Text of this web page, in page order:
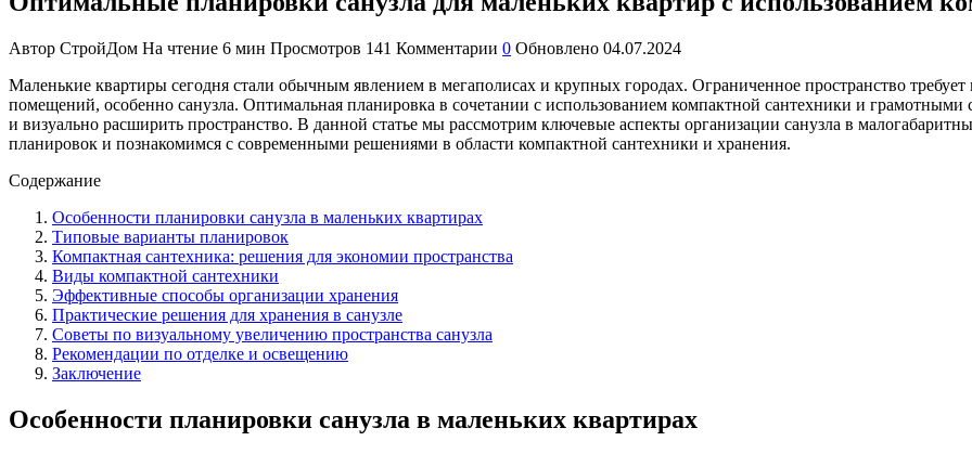
Автор СтройДом На чтение 6 мин Просмотров 141 Комментарии 0 Обновлено 04.07.2024
Маленькие квартиры сегодня стали обычным явлением в мегаполисах и крупных городах. Ограниченное пространство
помещений, особенно санузла. Оптимальная планировка в сочетании с использованием компактной сантехники и грамотными
и визуально расширить пространство. В данной статье мы рассмотрим ключевые аспекты организации санузла в
планировок и познакомимся с современными решениями в области компактной сантехники и хранения.
Содержание
Особенности планировки санузла в маленьких квартирах
Типовые варианты планировок
Компактная сантехника: решения для экономии пространства
Виды компактной сантехники
Эффективные способы организации хранения
Практические решения для хранения в санузле
Советы по визуальному увеличению пространства санузла
Рекомендации по отделке и освещению
Заключение
Особенности планировки санузла в маленьких квартирах